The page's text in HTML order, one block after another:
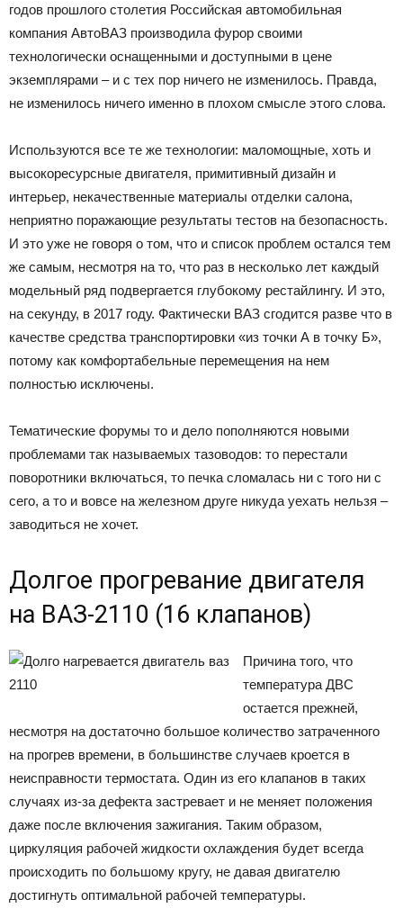
годов прошлого столетия Российская автомобильная
компания АвтоВАЗ производила фурор своими
технологически оснащенными и доступными в цене
экземплярами – и с тех пор ничего не изменилось. Правда,
не изменилось ничего именно в плохом смысле этого слова.
Используются все те же технологии: маломощные, хоть и
высокоресурсные двигателя, примитивный дизайн и
интерьер, некачественные материалы отделки салона,
неприятно поражающие результаты тестов на безопасность.
И это уже не говоря о том, что и список проблем остался тем
же самым, несмотря на то, что раз в несколько лет каждый
модельный ряд подвергается глубокому рестайлингу. И это,
на секунду, в 2017 году. Фактически ВАЗ сгодится разве что в
качестве средства транспортировки «из точки А в точку Б»,
потому как комфортабельные перемещения на нем
полностью исключены.
Тематические форумы то и дело пополняются новыми
проблемами так называемых тазоводов: то перестали
поворотники включаться, то печка сломалась ни с того ни с
сего, а то и вовсе на железном друге никуда уехать нельзя –
заводиться не хочет.
Долгое прогревание двигателя
на ВАЗ-2110 (16 клапанов)
Причина того, что
температура ДВС
остается прежней,
несмотря на достаточно большое количество затраченного
на прогрев времени, в большинстве случаев кроется в
неисправности термостата. Один из его клапанов в таких
случаях из-за дефекта застревает и не меняет положения
даже после включения зажигания. Таким образом,
циркуляция рабочей жидкости охлаждения будет всегда
происходить по большому кругу, не давая двигателю
достигнуть оптимальной рабочей температуры.